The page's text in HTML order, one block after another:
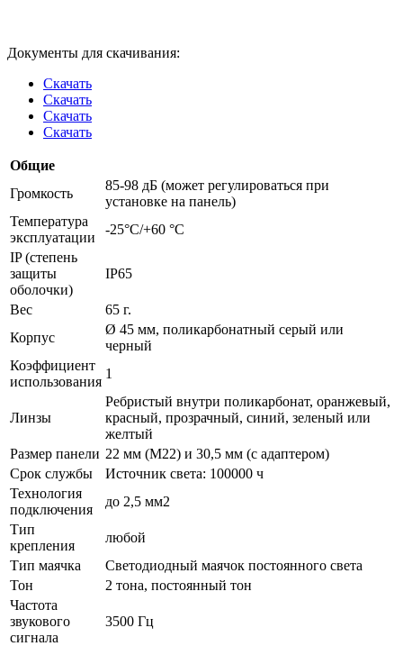
Документы для скачивания:
Скачать
Скачать
Скачать
Скачать
Общие
Громкость
85-98 дБ (может регулироваться при
установке на панель)
Температура
эксплуатации
-25°C/+60 °C
IP (степень
защиты
оболочки)
IP65
Вес
65 г.
Корпус
Ø 45 мм, поликарбонатный серый или
черный
Коэффициент
использования
1
Линзы
Ребристый внутри поликарбонат, оранжевый,
красный, прозрачный, синий, зеленый или
желтый
Размер панели 22 мм (M22) и 30,5 мм (с адаптером)
Срок службы
Источник света: 100000 ч
Технология
подключения
до 2,5 мм2
Тип
крепления
любой
Тип маячка
Светодиодный маячок постоянного света
Тон
2 тона, постоянный тон
Частота
звукового
сигнала
3500 Гц